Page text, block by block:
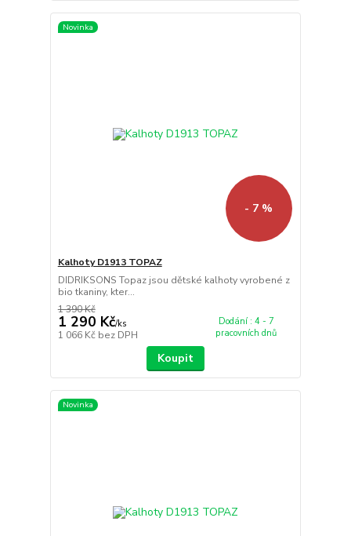
Novinka
- 7 %
Kalhoty D1913 TOPAZ
DIDRIKSONS Topaz jsou dětské kalhoty vyrobené z
bio tkaniny, kter...
1 390 Kč
1 290 Kč/ks
1 066 Kč bez DPH
Dodání : 4 - 7
pracovních dnů
Koupit
Novinka